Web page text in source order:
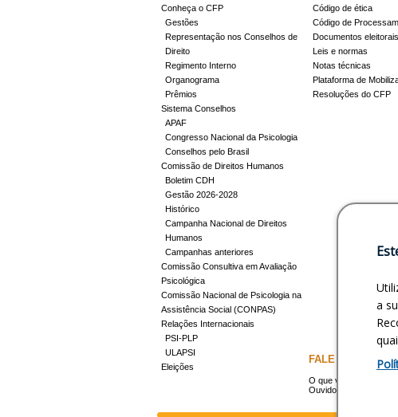
Conheça o CFP
Gestões
Representação nos Conselhos de
Direito
Regimento Interno
Organograma
Prêmios
Sistema Conselhos
APAF
Congresso Nacional da Psicologia
Conselhos pelo Brasil
Comissão de Direitos Humanos
Boletim CDH
Gestão 2026-2028
Histórico
Campanha Nacional de Direitos
Humanos
Campanhas anteriores
Comissão Consultiva em Avaliação
Psicológica
Comissão Nacional de Psicologia na
Assistência Social (CONPAS)
Relações Internacionais
PSI-PLP
ULAPSI
Eleições
Código de ética
Código de
Documentos eleitorais
Leis e normas
Notas técnicas
Plataforma de
Resoluções do CFP
FALE CONOSCO
O que você precisa?
Ouvidoria
a